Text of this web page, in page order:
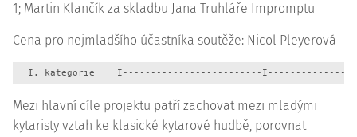
1; Martin Klančík za skladbu Jana Truhláře Impromptu
Cena pro nejmladšího účastníka soutěže: Nicol Pleyerová
I. kategorie    I-------------------------
Mezi hlavní cíle projektu patří zachovat mezi mladými
kytaristy vztah ke klasické kytarové hudbě, porovnat